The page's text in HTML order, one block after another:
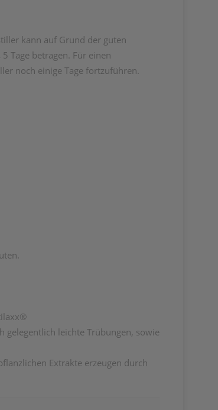
kann auf Grund der guten
Tage betragen. Für einen
noch einige Tage fortzuführen.
leichte Trübungen, sowie
Extrakte erzeugen durch